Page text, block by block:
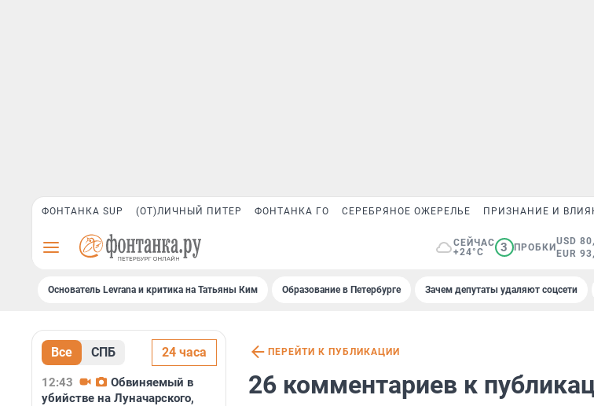
ФОНТАНКА SUP (ОТ)ЛИЧНЫЙ ПИТЕР ФОНТАНКА ГО СЕРЕБРЯНОЕ ОЖЕРЕЛЬЕ ПРИЗНАНИЕ И
СЕЙЧАС
+24°C
3 ПРОБКИ
USD
EUR
Основатель Levrana и критика на Татьяны Ким Образование в Петербурге Зачем депутаты удаляют соцсети
Все СПБ 24 часа
12:43
Обвиняемый в
убийстве на Луначарского,
ПЕРЕЙТИ К ПУБЛИКАЦИИ
26 комментариев к